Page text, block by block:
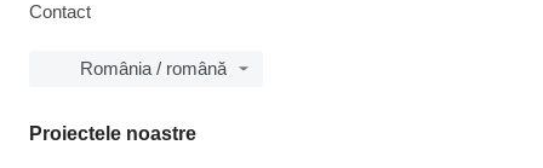
Contact
România / română
Proiectele noastre